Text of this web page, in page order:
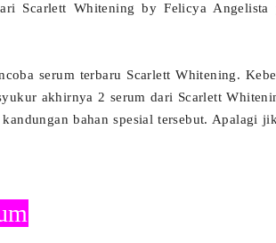
Scarlett Whitening by Felicya Angelista
serum terbaru Scarlett Whitening.
akhirnya 2 serum dari Scarlett
bahan spesial tersebut. Apalagi